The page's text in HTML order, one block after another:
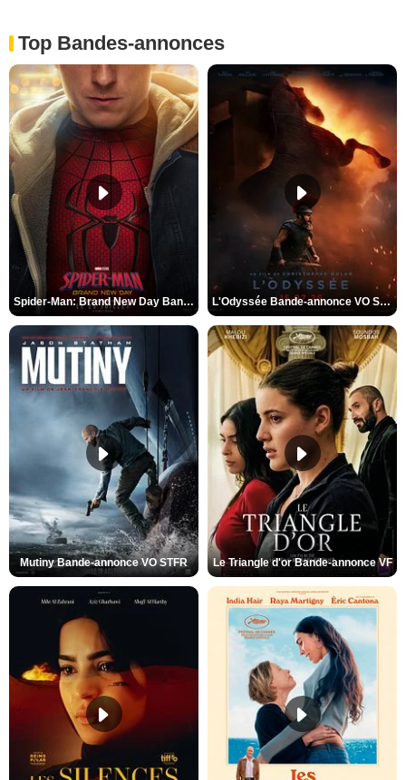
Top Bandes-annonces
Spider-Man: Brand New Day Bande-annonce VO STFR L'Odyssée Bande-annonce VO STFR
Mutiny Bande-annonce VO STFR Le Triangle d'or Bande-annonce VF